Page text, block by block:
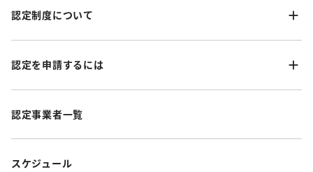
認定制度について
認定を申請するには
認定事業者一覧
スケジュール